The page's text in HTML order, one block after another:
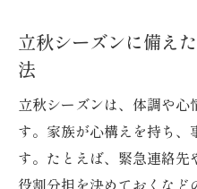
小山市での葬祭
介
支給条件や対象
葬儀と並行して
立秋シーズンに備え
法
立秋シーズンは、体調や
す。家族が心構えを持ち
す。たとえば、緊急連絡先